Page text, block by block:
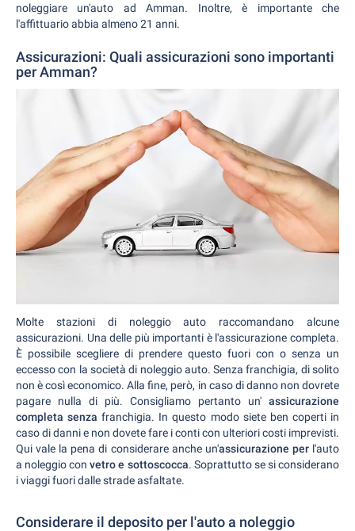
noleggiare un'auto ad Amman. Inoltre, è importante che
l'affittuario abbia almeno 21 anni.
Assicurazioni: Quali assicurazioni sono importanti
per Amman?
Molte stazioni di noleggio auto raccomandano alcune
assicurazioni. Una delle più importanti è l'assicurazione completa.
È possibile scegliere di prendere questo fuori con o senza un
eccesso con la società di noleggio auto. Senza franchigia, di solito
non è così economico. Alla fine, però, in caso di danno non dovrete
pagare nulla di più. Consigliamo pertanto un' assicurazione
completa senza franchigia. In questo modo siete ben coperti in
caso di danni e non dovete fare i conti con ulteriori costi imprevisti.
Qui vale la pena di considerare anche un'assicurazione perl'auto
a noleggio convetro e sottoscocca. Soprattutto se si considerano
i viaggi fuori dalle strade asfaltate.
Considerare il deposito per l'auto a noleggio